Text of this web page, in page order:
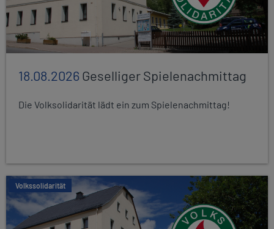
18.08.2026Geselliger Spielenachmittag
Die Volksolidarität lädt ein zum Spielenachmittag!
Volkssolidarität